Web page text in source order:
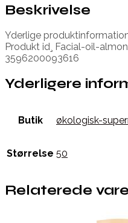
Beskrivelse
Yderlige
Produkt id¸ Facial-oil-
3596200093616
Yderligere
Butik økologisk-
Størrelse 50
Relaterede